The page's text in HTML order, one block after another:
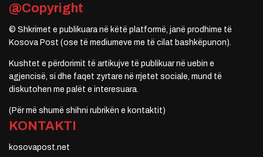
@Copyright
© Shkrimet e publikuara në këtë platformë, janë prodhime të
Kosova Post (ose të mediumeve me të cilat bashkëpunon).
Kushtet e përdorimit të artikujve të publikuar në uebin e
agjencisë, si dhe faqet zyrtare në rrjetet sociale, mund të
diskutohen me palët e interesuara.
(Për më shumë shihni rubrikën e kontaktit)
KONTAKTI
kosovapost.net